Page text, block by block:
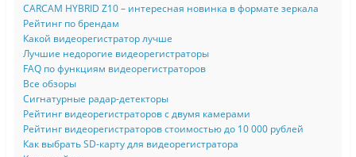
CARCAM HYBRID Z10 – интересная новинка в формате зеркала
Рейтинг по брендам
Какой видеорегистратор лучше
Лучшие недорогие видеорегистраторы
FAQ по функциям видеорегистраторов
Все обзоры
Сигнатурные радар-детекторы
Рейтинг видеорегистраторов с двумя камерами
Рейтинг видеорегистраторов стоимостью до 10 000 рублей
Как выбрать SD-карту для видеорегистратора